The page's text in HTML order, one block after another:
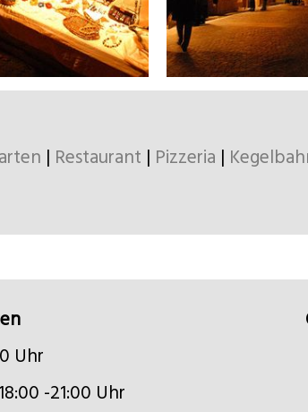
| Restaurant | Pizzeria |
Uhr
-21:00 Uhr